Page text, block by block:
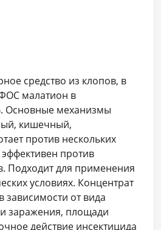
средство из клопов, в
малатион в
Основные механизмы
кишечный,
против нескольких
против
Подходит для применения
условиях. Концентрат
зависимости от вида
заражения, площади
действие инсектицида